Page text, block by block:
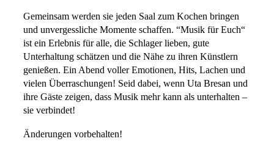
Gemeinsam werden sie jeden Saal zum Kochen bringen
und unvergessliche Momente schaffen. “Musik für Euch“
ist ein Erlebnis für alle, die Schlager lieben, gute
Unterhaltung schätzen und die Nähe zu ihren Künstlern
genießen. Ein Abend voller Emotionen, Hits, Lachen und
vielen Überraschungen! Seid dabei, wenn Uta Bresan und
ihre Gäste zeigen, dass Musik mehr kann als unterhalten –
sie verbindet!
Änderungen vorbehalten!